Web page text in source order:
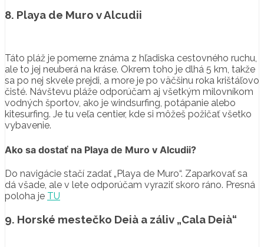
8. Playa de Muro v Alcudii
Táto pláž je pomerne známa z hľadiska cestovného ruchu,
ale to jej neuberá na kráse. Okrem toho je dlhá 5 km, takže
sa po nej skvele prejdi, a more je po väčšinu roka krištáľovo
čisté. Návštevu pláže odporúčam aj všetkým milovníkom
vodných športov, ako je windsurfing, potápanie alebo
kitesurfing. Je tu veľa centier, kde si môžeš požičať všetko
vybavenie.
Ako sa dostať na Playa de Muro v Alcudii?
Do navigácie stačí zadať „Playa de Muro“. Zaparkovať sa
dá všade, ale v lete odporúčam vyraziť skoro ráno. Presná
poloha je TU
9. Horské mestečko Deià a záliv „Cala Deià“